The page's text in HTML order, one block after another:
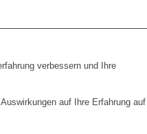
verbessern und Ihre
auf Ihre Erfahrung auf